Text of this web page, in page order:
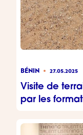
BÉNIN 27.05.2025
Visite de
par les